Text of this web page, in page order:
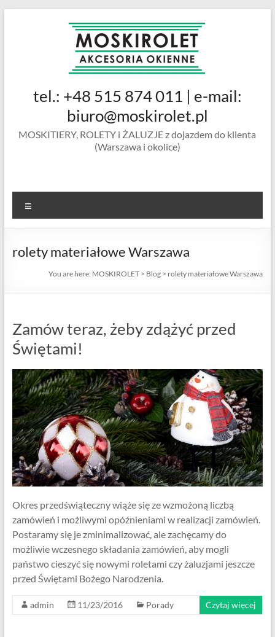
MOSKIROLET
siatki na
okienne |
ramkowe i
drzwiowe
tel.: +48 515 874 011 | e-mail:
biuro@moskirolet.pl
MOSKITIERY, ROLETY i ŻALUZJE z dojazdem do klienta
(Warszawa i okolice)
rolety materiałowe Warszawa
You are here: MOSKIROLET > Blog > rolety materiałowe Warszawa
Zamów teraz, żeby zdążyć przed
Świętami!
Okres przedświąteczny wiąże się ze wzmożoną liczbą
zamówień i możliwymi opóźnieniami w realizacji zamówień.
Postaramy się je zminimalizować, ale zachęcamy do
możliwie wczesnego składania zamówień, aby mogli
państwo cieszyć się nowymi roletami czy żaluzjami jeszcze
przed Świętami Bożego Narodzenia.
admin 11/23/2016 Porady Czytaj więcej